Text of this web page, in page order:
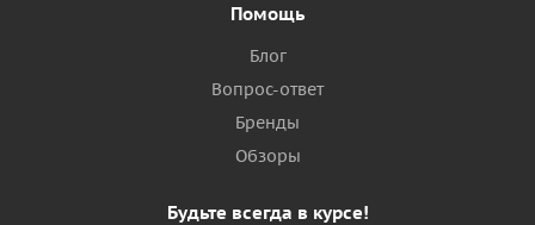
Помощь
Блог
Вопрос-ответ
Бренды
Обзоры
Будьте всегда в курсе!